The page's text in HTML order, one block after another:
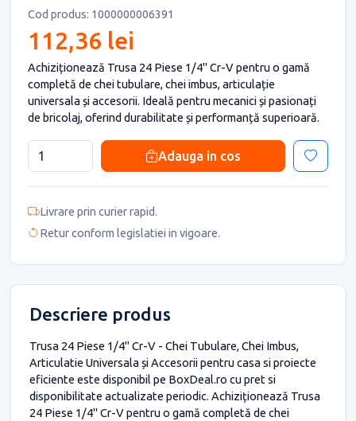
Cod produs: 1000000006391
112,36 lei
Achiziționează Trusa 24 Piese 1/4" Cr-V pentru o gamă
completă de chei tubulare, chei imbus, articulație
universala și accesorii. Ideală pentru mecanici și pasionați
de bricolaj, oferind durabilitate și performanță superioară.
Adauga in cos
Livrare prin curier rapid.
Retur conform legislatiei in vigoare.
Descriere produs
Trusa 24 Piese 1/4" Cr-V - Chei Tubulare, Chei Imbus,
Articulatie Universala și Accesorii pentru casa si proiecte
eficiente este disponibil pe BoxDeal.ro cu pret si
disponibilitate actualizate periodic. Achiziționează Trusa
24 Piese 1/4" Cr-V pentru o gamă completă de chei